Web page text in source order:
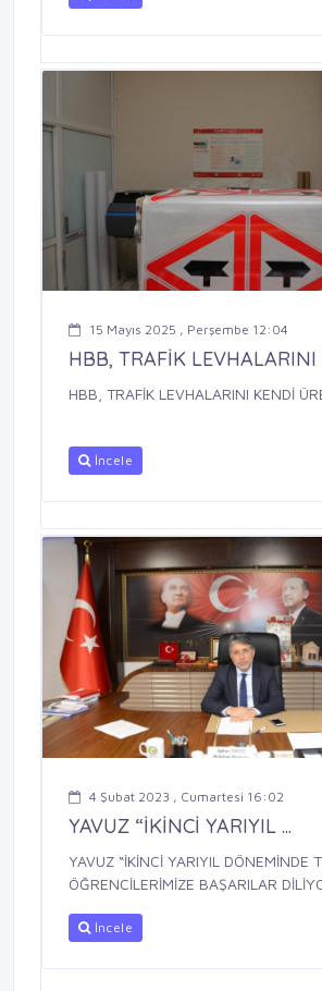
15 Mayıs 2025 , Perşembe 12:04
HBB, TRAFİK LEVHALARINI
HBB, TRAFİK LEVHALARINI KENDİ
İncele
4 Şubat 2023 , Cumartesi 16:02
YAVUZ “İKİNCİ YARIYIL ...
YAVUZ “İKİNCİ YARIYIL DÖNEMİNDE
ÖĞRENCİLERİMİZE BAŞARILAR
İncele